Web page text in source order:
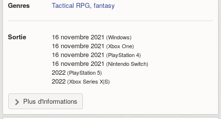
Genres
Tactical RPG, fantasy
Sortie 16 novembre 2021 (Windows)
16 novembre 2021 (Xbox One)
16 novembre 2021 (PlayStation 4)
16 novembre 2021 (Nintendo Switch)
2022(PlayStation 5)
2022(Xbox Series X|S)
Plus d'informations